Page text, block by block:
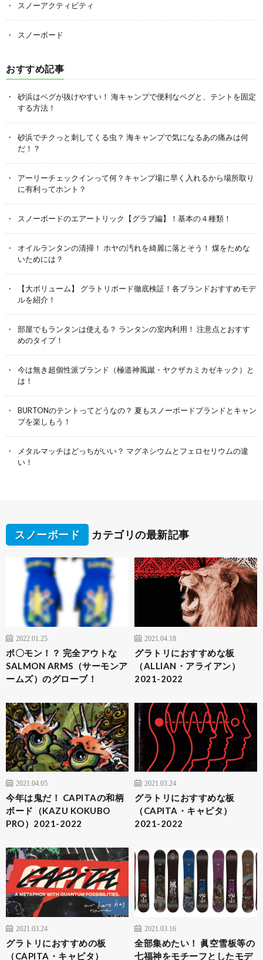
スノーアクティビティ
スノーボード
おすすめ記事
砂浜はペグが抜けやすい！ 海キャンプで便利なペグと、テントを固定
する方法！
砂浜でチクっと刺してくる虫？ 海キャンプで気になるあの痛みは何
だ！？
アーリーチェックインって何？キャンプ場に早く入れるから場所取り
に有利ってホント？
スノーボードのエアートリック【グラブ編】！基本の４種類！
オイルランタンの清掃！ ホヤの汚れを綺麗に落とそう！ 煤をためな
いためには？
【大ボリューム】 グラトリボード徹底検証！各ブランドおすすめモデ
ルを紹介！
部屋でもランタンは使える？ ランタンの室内利用！ 注意点とおすす
めのタイプ！
今は無き超個性派ブランド（極道神風蹴・ヤクザカミカゼキック）と
は！
BURTONのテントってどうなの？ 夏もスノーボードブランドとキャン
プを楽しもう！
メタルマッチはどっちがいい？ マグネシウムとフェロセリウムの違
い！
スノーボード カテゴリの最新記事
2022.01.25
ポ〇モン！？ 完全アウトな
SALMON ARMS（サーモンア
ームズ）のグローブ！
2021.04.18
グラトリにおすすめな板
（ALLIAN・アライアン）
2021-2022
2021.04.05
今年は鬼だ！ CAPITAの和柄
ボード（KAZU KOKUBO
PRO）2021-2022
2021.03.24
グラトリにおすすめな板
（CAPITA・キャピタ）
2021-2022
2021.03.24
グラトリにおすすめの板
（CAPITA・キャピタ）
2021.03.16
全部集めたい！ 眞空雪板等の
七福神をモチーフとしたモデ